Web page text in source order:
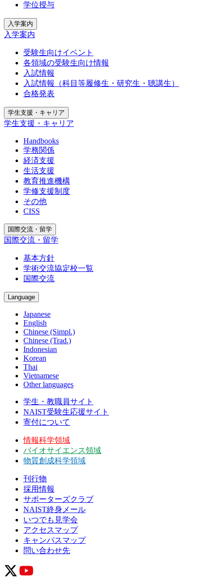
学位授与
入学案内
入学案内
受験生向けイベント
各領域の受験生向け情報
入試情報
入試情報（科目等履修生・研究生・聴講生）
合格発表
学生支援・キャリア
学生支援・キャリア
Handbooks
学務関係
経済支援
生活支援
教育推進機構
学修支援制度
その他
CISS
国際交流・留学
国際交流・留学
基本方針
学術交流協定校一覧
国際交流
Language
Japanese
English
Chinese (Simpl.)
Chinese (Trad.)
Indonesian
Korean
Thai
Vietnamese
Other languages
学生・教職員サイト
NAIST受験生応援サイト
寄付について
情報科学領域
バイオサイエンス領域
物質創成科学領域
刊行物
採用情報
サポーターズクラブ
NAIST終身メール
いつでも見学会
アクセスマップ
キャンパスマップ
問い合わせ先